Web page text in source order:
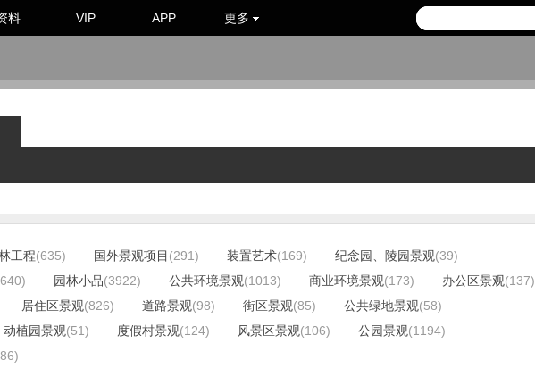
料 VIP APP 更多
工程(635) 国外景观项目 (291) 装置艺术(169) 纪念园、陵园景观(39)
园林小品(3922) 公共环境景观(1013) 商业环境景观(173) 办公区景观(137)
居住区景观(826) 道路景观(98) 街区景观(85) 公共绿地景观(58)
动植园景观(51) 度假村景观(124) 风景区景观(106) 公园景观(1194)